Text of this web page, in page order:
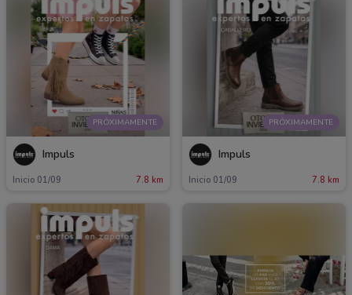
PRÓXIMAMENTE
Impuls
Inicio 01/09 7.8 km
PRÓXIMAMENTE
Impuls
Inicio 01/09 7.8 km